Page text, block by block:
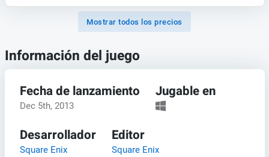
Mostrar todos los precios
Información del juego
Fecha de lanzamiento
Dec 5th, 2013
Jugable en
Desarrollador
Square Enix
Editor
Square Enix